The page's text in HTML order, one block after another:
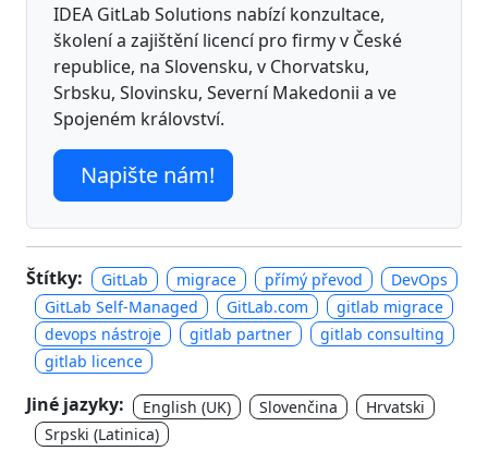
IDEA GitLab Solutions nabízí konzultace,
školení a zajištění licencí pro firmy v České
republice, na Slovensku, v Chorvatsku,
Srbsku, Slovinsku, Severní Makedonii a ve
Spojeném království.
Napište nám!
Štítky: GitLab migrace přímý převod
DevOps
GitLab Self-Managed
GitLab.com
gitlab migrace
devops nástroje
gitlab partner
gitlab consulting
gitlab licence
Jiné jazyky: English (UK) Slovenčina
Hrvatski
Srpski (Latinica)